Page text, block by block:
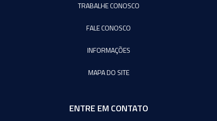
TRABALHE CONOSCO
FALE CONOSCO
INFORMAÇÕES
MAPA DO SITE
ENTRE EM CONTATO